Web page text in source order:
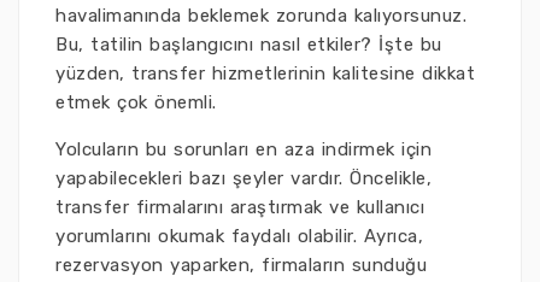
havalimanında beklemek zorunda kalıyorsunuz.
Bu, tatilin başlangıcını nasıl etkiler? İşte bu
yüzden, transfer hizmetlerinin kalitesine dikkat
etmek çok önemli.
Yolcuların bu sorunları en aza indirmek için
yapabilecekleri bazı şeyler vardır. Öncelikle,
transfer firmalarını araştırmak ve kullanıcı
yorumlarını okumak faydalı olabilir. Ayrıca,
rezervasyon yaparken, firmaların sunduğu